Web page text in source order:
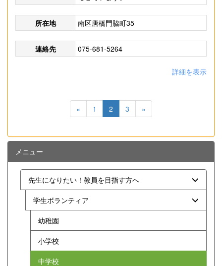
所在地 南区唐橋門脇町35
連絡先 075-681-5264
詳細を表示
« 1 2 3 »
メニュー
先生になりたい！教員を目指す方へ
学生ボランティア
幼稚園
小学校
中学校